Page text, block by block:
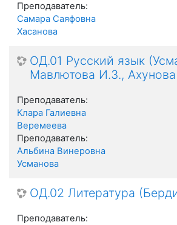
Преподаватель:
Самара Саяфовна
Хасанова
ОД.01 Русский язык
Мавлютова И.З.,
Преподаватель:
Клара Галиевна
Веремеева
Преподаватель:
Альбина Винеровна
Усманова
ОД.02 Литература
Преподаватель: